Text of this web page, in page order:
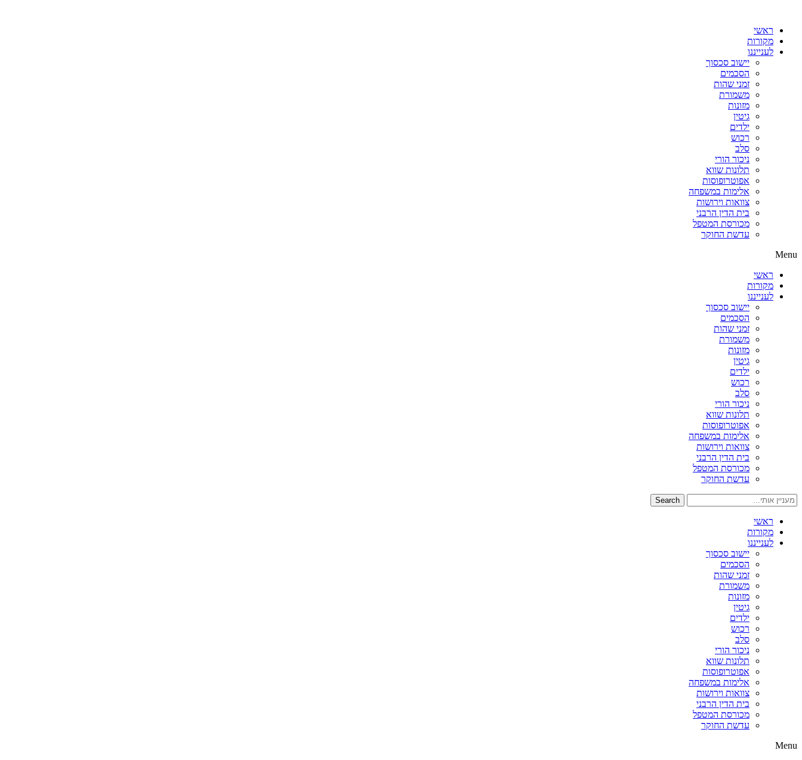
ראשי
מקורות
לענייננו
יישוב סכסוך
הסכמים
זמני שהות
משמורת
מזונות
גיטין
ילדים
רכוש
סלב
ניכור הורי
תלונות שווא
אפוטרופוסות
אלימות במשפחה
צוואות וירושות
בית הדין הרבני
מכורסת המטפל
עדשת החוקר
Menu
ראשי
מקורות
לענייננו
יישוב סכסוך
הסכמים
זמני שהות
משמורת
מזונות
גיטין
ילדים
רכוש
סלב
ניכור הורי
תלונות שווא
אפוטרופוסות
אלימות במשפחה
צוואות וירושות
בית הדין הרבני
מכורסת המטפל
עדשת החוקר
Search
ראשי
מקורות
לענייננו
יישוב סכסוך
הסכמים
זמני שהות
משמורת
מזונות
גיטין
ילדים
רכוש
סלב
ניכור הורי
תלונות שווא
אפוטרופוסות
אלימות במשפחה
צוואות וירושות
בית הדין הרבני
מכורסת המטפל
עדשת החוקר
Menu